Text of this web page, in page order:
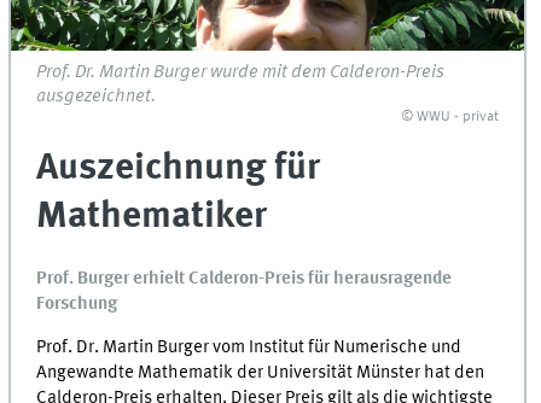
Prof. Dr. Martin Burger wurde mit dem Calderon-Preis
ausgezeichnet.
© WWU - privat
Auszeichnung für
Mathematiker
Prof. Burger erhielt Calderon-Preis für herausragende
Forschung
Prof. Dr. Martin Burger vom Institut für Numerische und
Angewandte Mathematik der Universität Münster hat den
Calderon-Preis erhalten. Dieser Preis gilt als die wichtigste